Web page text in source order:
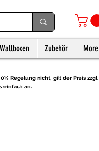
Wallboxen Zubehör More
Regelung nicht, gilt der Preis zzgl.
einfach an.